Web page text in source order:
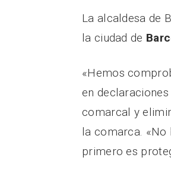
La alcaldesa de
la ciudad de
«Hemos
en
comarcal y
la comarca. «No
primero es